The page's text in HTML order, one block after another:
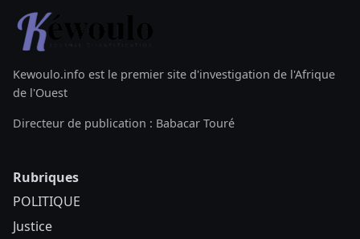
Kewoulo.info est le premier site d'investigation de l'Afrique
de l'Ouest
Directeur de publication : Babacar Touré
Rubriques
POLITIQUE
Justice